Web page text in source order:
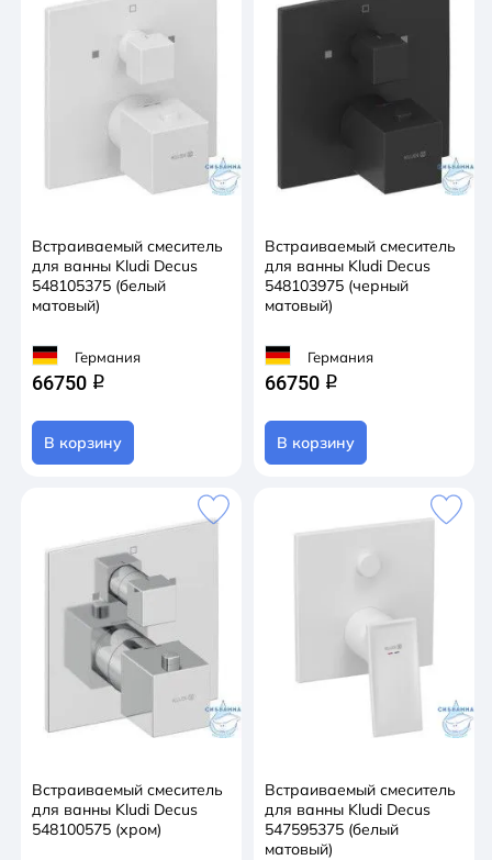
Встраиваемый смеситель
для ванны Kludi Decus
548105375 (белый
матовый)
Германия
66750 q
В корзину
Встраиваемый смеситель
для ванны Kludi Decus
548103975 (черный
матовый)
Германия
66750 q
В корзину
Встраиваемый смеситель
для ванны Kludi Decus
548100575 (хром)
Встраиваемый смеситель
для ванны Kludi Decus
547595375 (белый
матовый)